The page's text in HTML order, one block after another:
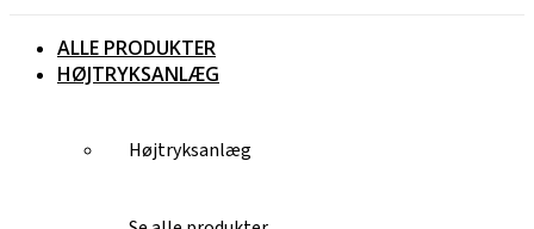
ALLE PRODUKTER
HØJTRYKSANLÆG
Højtryksanlæg